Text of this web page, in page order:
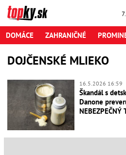
DOMÁCE ZAHRANIČNÉ
DOJČENSKÉ MLIEKO
16.5.2026 16:59
Škandál s
Danone
NEBEZPEČNÝ